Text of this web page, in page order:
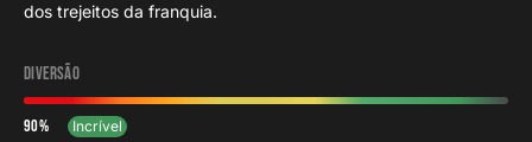
dos trejeitos da franquia.
Diversão
90 Incrível